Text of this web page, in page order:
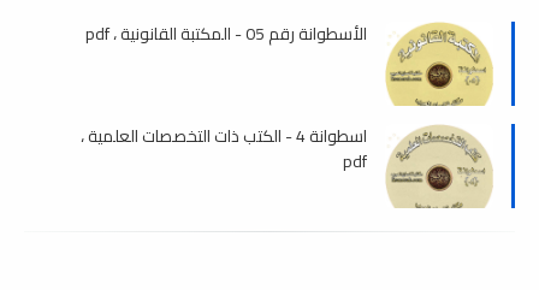
الأسطوانة رقم 05 - المكتبة القانونية ، pdf
اسطوانة 4 - الكتب ذات التخصصات العلمية ،
pdf